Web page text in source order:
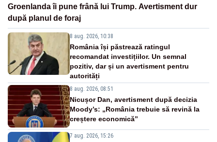
Groenlanda îi pune frână lui Trump. Avertisment dur
după planul de foraj
8 aug. 2026, 10:38
România își păstrează ratingul
recomandat investițiilor. Un semnal
pozitiv, dar și un avertisment pentru
autorități
8 aug. 2026, 08:51
Nicușor Dan, avertisment după decizia
Moody’s: „România trebuie să revină la
creștere economică”
7 aug. 2026, 15:26